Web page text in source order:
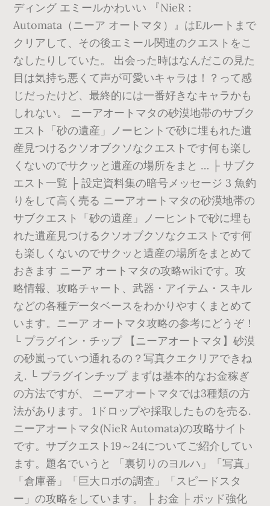
ディング エミールかわいい 『NieR：
Automata（ニーア オートマタ）』はEルートまで
クリアして、その後エミール関連のクエストをこ
なしたりしていた。 出会った時はなんだこの見た
目は気持ち悪くて声が可愛いキャラは！？って感
じだったけど、最終的には一番好きなキャラかも
しれない。 ニーアオートマタの砂漠地帯のサブク
エスト「砂の遺産」ノーヒントで砂に埋もれた遺
産見つけるクソオブクソなクエストです何も楽し
くないのでサクッと遺産の場所をまと … ├ サブク
エスト一覧 ├ 設定資料集の暗号メッセージ 3 魚釣
りをして高く売る ニーアオートマタの砂漠地帯の
サブクエスト「砂の遺産」ノーヒントで砂に埋も
れた遺産見つけるクソオブクソなクエストです何
も楽しくないのでサクッと遺産の場所をまとめて
おきます ニーア オートマタの攻略wikiです。攻
略情報、攻略チャート、武器・アイテム・スキル
などの各種データベースをわかりやすくまとめて
います。ニーア オートマタ攻略の参考にどうぞ！
└ プラグイン・チップ 【ニーアオートマタ】砂漠
の砂嵐っていつ通れるの？写真クエクリアできね
え. └ プラグインチップ まずは基本的なお金稼ぎ
の方法ですが、 ニーアオートマタでは3種類の方
法があります。 1ドロップや採取したものを売る.
ニーアオートマタ(NieR Automata)の攻略サイト
です。サブクエスト19～24についてご紹介してい
ます。題名でいうと 「裏切りのヨルハ」「写真」
「倉庫番」「巨大ロボの調査」「スピードスタ
ー」の攻略をしています。 ├ お金 ├ ポッド強化